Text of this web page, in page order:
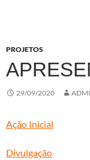
PROJETOS
29/09/2020
Ação Inicial
Divulgação